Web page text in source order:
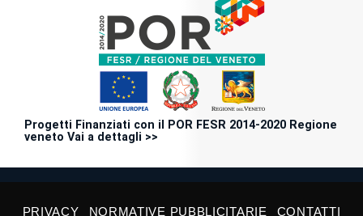
Progetti Finanziati con il POR FESR 2014-2020 Regione
veneto Vai a dettagli >>
PRIVACY NORMATIVE PUBBLICITARIE CONTATTI